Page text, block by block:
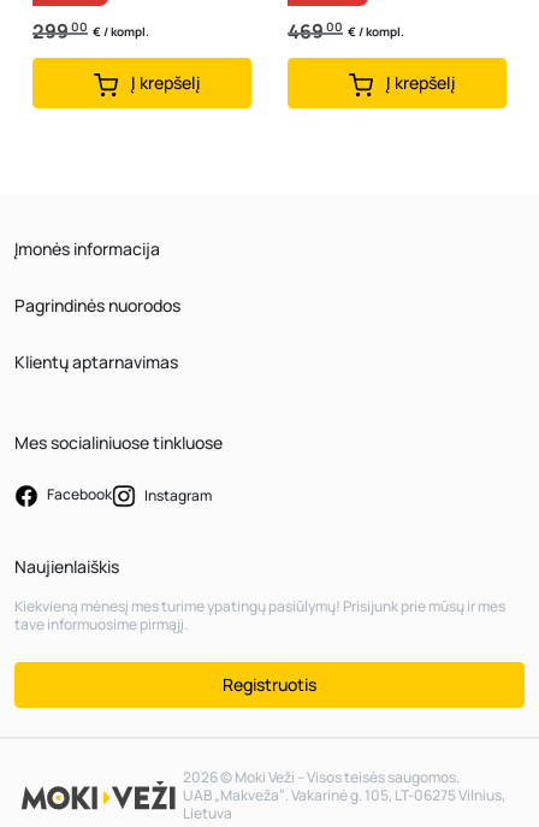
29900 € / kompl.
Į krepšelį
46900 € / kompl.
Į krepšelį
Įmonės informacija
Pagrindinės nuorodos
Klientų aptarnavimas
Mes socialiniuose tinkluose
Facebook Instagram
Naujienlaiškis
Kiekvieną mėnesį mes turime ypatingų pasiūlymų! Prisijunk prie mūsų ir mes
tave informuosime pirmąjį.
Registruotis
2026 © Moki Veži – Visos teisės saugomos.
UAB „Makveža“. Vakarinė g. 105, LT-06275 Vilnius,
Lietuva